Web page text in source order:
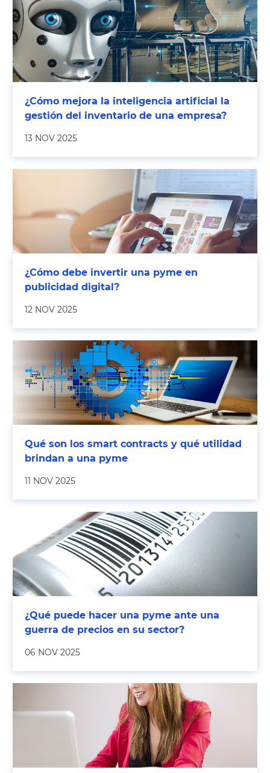
¿Cómo mejora la inteligencia artificial la
gestión del inventario de una empresa?
13 NOV 2025
¿Cómo debe invertir una pyme en
publicidad digital?
12 NOV 2025
Qué son los smart contracts y qué utilidad
brindan a una pyme
11 NOV 2025
¿Qué puede hacer una pyme ante una
guerra de precios en su sector?
06 NOV 2025